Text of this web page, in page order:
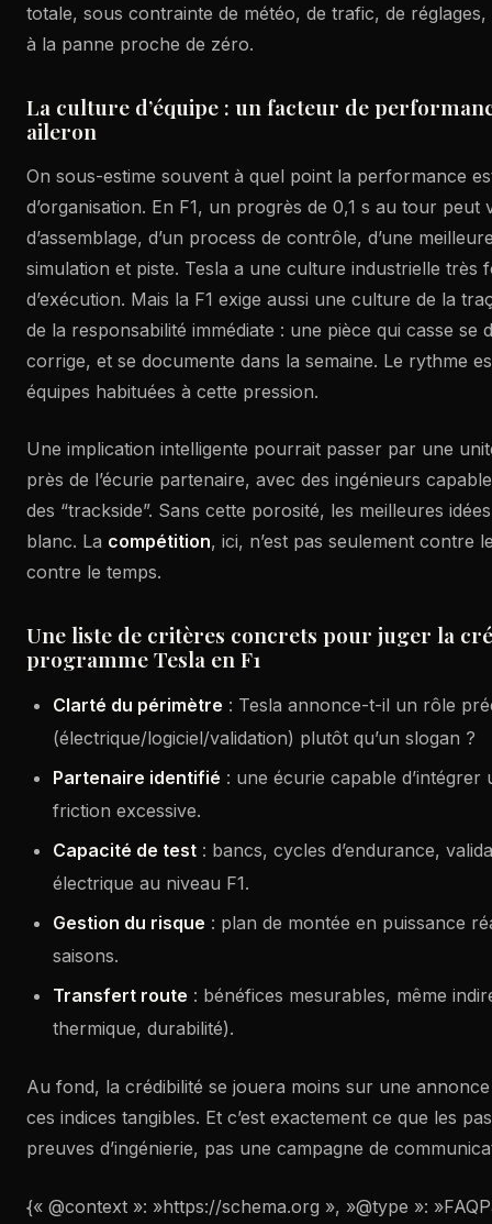
totale, sous contrainte de météo, de trafic, de
à la panne proche de zéro.
La culture d’équipe : un facteur de
aileron
On sous-estime souvent à quel point la performance
d’organisation. En F1, un progrès de 0,1 s au tour peut
d’assemblage, d’un process de contrôle, d’une
simulation et piste. Tesla a une culture industrielle très
d’exécution. Mais la F1 exige aussi une culture de la
de la responsabilité immédiate : une pièce qui casse se
corrige, et se documente dans la semaine. Le rythme
équipes habituées à cette pression.
Une implication intelligente pourrait passer par une
près de l’écurie partenaire, avec des ingénieurs
des “trackside”. Sans cette porosité, les meilleures
blanc. La compétition, ici, n’est pas seulement contre
contre le temps.
Une liste de critères concrets pour juger la
programme Tesla en F1
Clarté du périmètre : Tesla annonce-t-il un rôle
(électrique/logiciel/validation) plutôt qu’un slogan ?
Partenaire identifié : une écurie capable
friction excessive.
Capacité de test : bancs, cycles d’endurance,
électrique au niveau F1.
Gestion du risque : plan de montée en puissance
saisons.
Transfert route : bénéfices mesurables, même
thermique, durabilité).
Au fond, la crédibilité se jouera moins sur une
ces indices tangibles. Et c’est exactement ce que les
preuves d’ingénierie, pas une campagne de
{« @context »: »https://schema.org », »@type »: